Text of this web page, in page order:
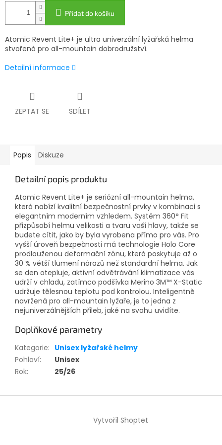
Přidat do košíku
Atomic Revent Lite+ je ultra univerzální lyžařská helma
stvořená pro all-mountain dobrodružství.
Detailní informace
ZEPTAT SE SDÍLET
Popis Diskuze
Detailní popis produktu
Atomic Revent Lite+ je seriózní all-mountain helma,
která nabízí kvalitní bezpečnostní prvky v kombinaci s
elegantním moderním vzhledem. Systém 360° Fit
přizpůsobí helmu velikosti a tvaru vaší hlavy, takže se
budete cítit, jako by byla vyrobena přímo pro vás. Pro
vyšší úroveň bezpečnosti má technologie Holo Core
prodlouženou deformační zónu, která poskytuje až o
30 % větší tlumení nárazů než standardní helma. Jak
se den otepluje, aktivní odvětrávání klimatizace vás
udrží v chladu, zatímco podšívka Merino 3M™ X-Static
udržuje tělesnou teplotu pod kontrolou. Inteligentně
navržená pro all-mountain lyžaře, je to jedna z
nejuniverzálnějších přileb, jaké na svahu uvidíte.
Doplňkové parametry
Kategorie: Unisex lyžařské helmy
Pohlaví:
Unisex
Rok: 25/26
Vytvořil Shoptet